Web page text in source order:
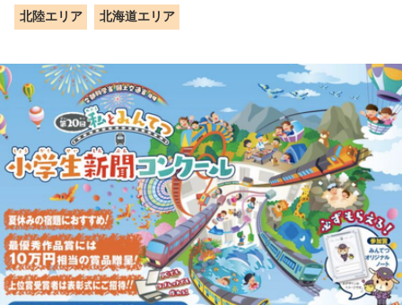
北陸エリア 北海道エリア